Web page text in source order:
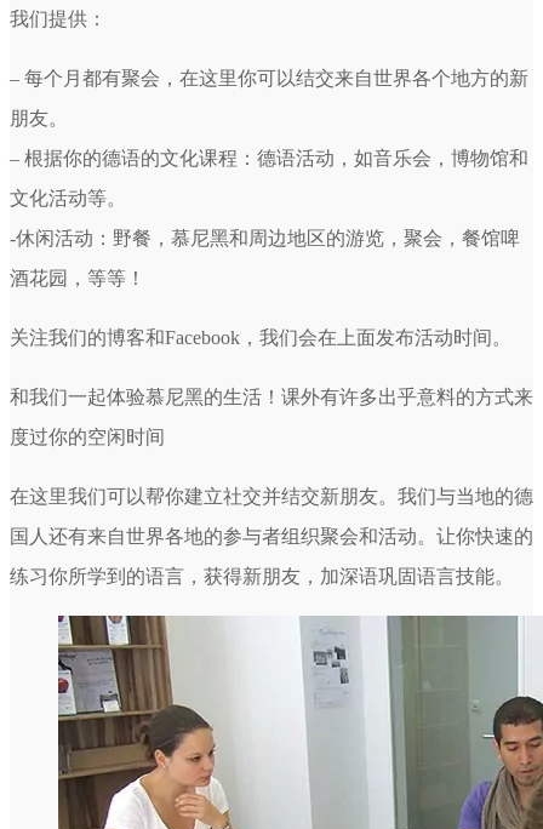
我们提供：
– 每个月都有聚会，在这里你可以结交来自世界各个地方的新
朋友。
– 根据你的德语的文化课程：德语活动，如音乐会，博物馆和
文化活动等。
-休闲活动：野餐，慕尼黑和周边地区的游览，聚会，餐馆啤
酒花园，等等！
关注我们的博客和Facebook，我们会在上面发布活动时间。
和我们一起体验慕尼黑的生活！课外有许多出乎意料的方式来
度过你的空闲时间
在这里我们可以帮你建立社交并结交新朋友。我们与当地的德
国人还有来自世界各地的参与者组织聚会和活动。让你快速的
练习你所学到的语言，获得新朋友，加深语巩固语言技能。